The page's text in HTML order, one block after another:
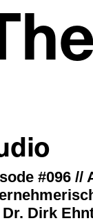
#096 //
Dirk